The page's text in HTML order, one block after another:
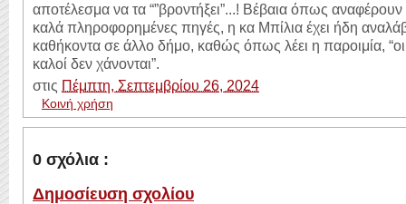
αποτέλεσμα να τα “”βροντήξει”...! Βέβαια όπως αναφέρουν
καλά πληροφορημένες πηγές, η κα Μπίλια έχει ήδη
καθήκοντα σε άλλο δήμο, καθώς όπως λέει η παροιμία, “οι
καλοί δεν χάνονται”.
στις Πέμπτη, Σεπτεμβρίου 26, 2024
Κοινή χρήση
0 σχόλια :
Δημοσίευση σχολίου